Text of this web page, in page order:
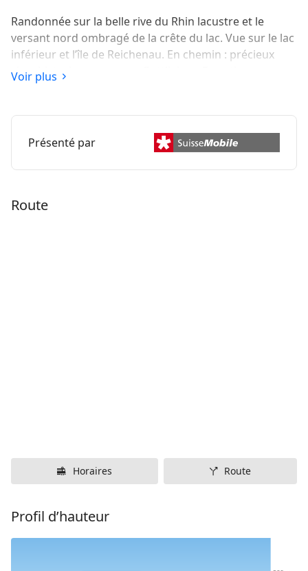
Randonnée sur la belle rive du Rhin lacustre et le
versant nord ombragé de la crête du lac. Vue sur le lac
inférieur et l’île de Reichenau. En chemin : précieux
sites historiques comme Gottlieben, Ermatingen,
Steckborn, le château d’Arenenberg et son musée
Voir plus
Présenté par
Route
Horaires Route
Profil d’hauteur